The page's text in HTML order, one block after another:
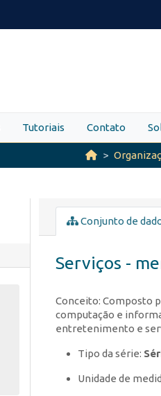
Tutoriais Contato
Conjunto de
Serviços -
Conceito: Composto
computação e
entretenimento e
Tipo da série:
Unidade de